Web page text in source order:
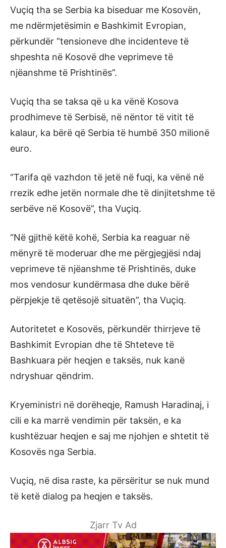
Vuçiq tha se Serbia ka biseduar me Kosovën,
me ndërmjetësimin e Bashkimit Evropian,
përkundër “tensioneve dhe incidenteve të
shpeshta në Kosovë dhe veprimeve të
njëanshme të Prishtinës”.
Vuçiq tha se taksa që u ka vënë Kosova
prodhimeve të Serbisë, në nëntor të vitit të
kalaur, ka bërë që Serbia të humbë 350 milionë
euro.
“Tarifa që vazhdon të jetë në fuqi, ka vënë në
rrezik edhe jetën normale dhe të dinjitetshme të
serbëve në Kosovë”, tha Vuçiq.
“Në gjithë këtë kohë, Serbia ka reaguar në
mënyrë të moderuar dhe me përgjegjësi ndaj
veprimeve të njëanshme të Prishtinës, duke
mos vendosur kundërmasa dhe duke bërë
përpjekje të qetësojë situatën”, tha Vuçiq.
Autoritetet e Kosovës, përkundër thirrjeve të
Bashkimit Evropian dhe të Shteteve të
Bashkuara për heqjen e taksës, nuk kanë
ndryshuar qëndrim.
Kryeministri në dorëheqje, Ramush Haradinaj, i
cili e ka marrë vendimin për taksën, e ka
kushtëzuar heqjen e saj me njohjen e shtetit të
Kosovës nga Serbia.
Vuçiq, në disa raste, ka përsëritur se nuk mund
të ketë dialog pa heqjen e taksës.
Zjarr Tv Ad